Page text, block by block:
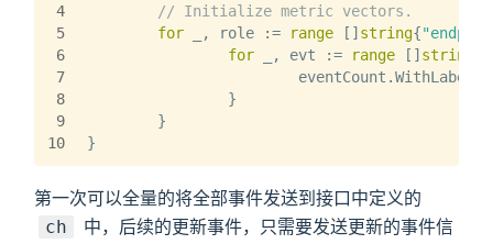
4
5
6
7
8
9
10
// Initialize metric vectors.
for _, role := range [] string{
for _, evt := range [] string
		}
	}
}
第一次可以全量的将全部事件发送到接口中定义的
ch
中，后续的更新事件，只需要发送更新的事件信